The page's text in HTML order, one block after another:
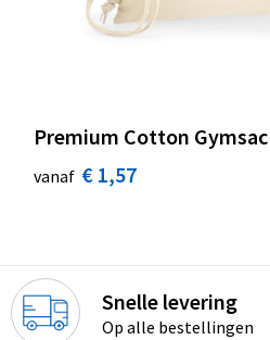
Premium Cotton Gymsac
vanaf € 1,57
Snelle levering
Op alle bestellingen